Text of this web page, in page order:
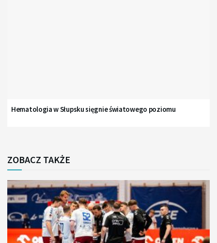
Hematologia w Słupsku sięgnie światowego poziomu
ZOBACZ TAKŻE